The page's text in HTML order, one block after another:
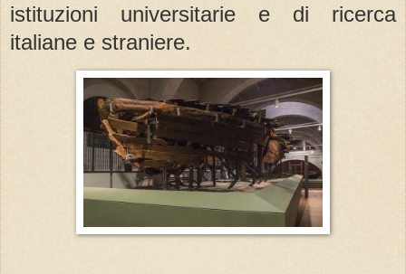
istituzioni universitarie e di ricerca
italiane e straniere.